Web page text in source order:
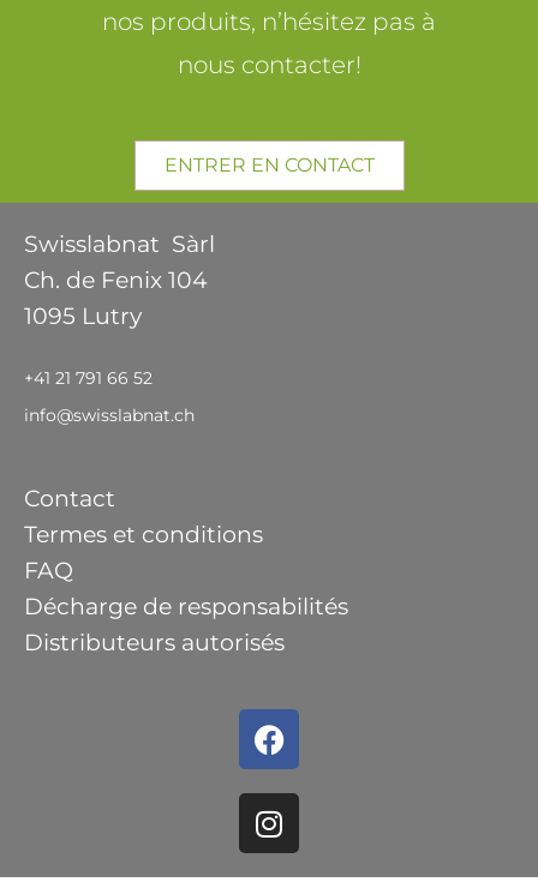
nos produits, n’hésitez pas à
nous contacter!
ENTRER EN CONTACT
Swisslabnat Sàrl
Ch. de Fenix 104
1095 Lutry
+41 21 791 66 52
info@swisslabnat.ch
Contact
Termes et conditions
FAQ
Décharge de responsabilités
Distributeurs autorisés